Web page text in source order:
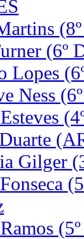
(6º
Lopes
Ness
Gilger